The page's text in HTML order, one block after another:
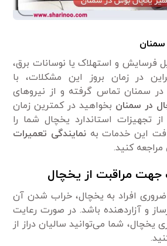
فرسایش و استهلاک یا نوسانات برق،
در زمان بروز این مشکلات، با
در سمنان تماس گرفته و از نیرو‌های
در سمنان بخواهید در کمترین زمان
تجهیزات استاندارد یخچال شما را
این خدمات به نمایندگی تعمیرات
مراجعه کنید.
جهت مراقبت از یخچال
ضروری افراد به یخچال، خراب شدن آن
و آزاردهنده باشد. در صورت رعایت
یخچال، شما می‌توانید سالیان دراز از